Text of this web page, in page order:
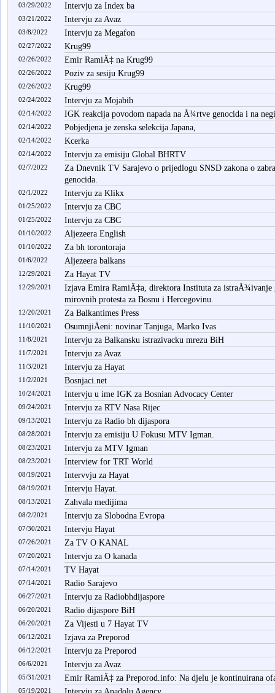
03/29/2022 Intervju za Index ba
03/21/2022 Intervju za Avaz
03/8/2022 Intervju za Megafon
02/27/2022 Krug99
02/26/2022 Emir RamiÄ‡ na Krug99
02/26/2022 Poziv za sesiju Krug99
02/26/2022 Krug99
02/24/2022 Intervju za Mojabih
02/14/2022 IGK reakcija povodom napada na Å¾rtve genocida i na
02/14/2022 Pobjedjena je zenska selekcija Japana,
02/14/2022 Kcerka
02/14/2022 Intervju za emisiju Global BHRTV
02/7/2022
Za Dnevnik TV Sarajevo o prijedlogu SNSD zakona o
genocida.
02/1/2022 Intervju za Klikx
01/25/2022 Intervju za CBC
01/25/2022 Intervju za CBC
01/10/2022 Aljezeera English
01/10/2022 Za bh torontoraja
01/6/2022 Aljezeera balkans
12/29/2021 Za Hayat TV
12/29/2021
Izjava Emira RamiÄ‡a, direktora Instituta za istraÅ¾ivanje
mirovnih protesta za Bosnu i Hercegovinu.
12/20/2021 Za Balkantimes Press
11/10/2021 OsumnjiÄeni: novinar Tanjuga, Marko Ivas
11/8/2021 Intervju za Balkansku istrazivacku mrezu BiH
11/7/2021 Intervju za Avaz
11/3/2021 Intervju za Hayat
11/2/2021 Bosnjaci.net
10/24/2021 Intervju u ime IGK za Bosnian Advocacy Center
09/24/2021 Intervju za RTV Nasa Rijec
09/13/2021 Intervju za Radio bh dijaspora
08/28/2021 Intervju za emisiju U Fokusu MTV Igman.
08/23/2021 Intervju za MTV Igman
08/23/2021 Interview for TRT World
08/19/2021 Intervvju za Hayat
08/19/2021 Intervju Hayat.
08/13/2021 Zahvala medijima
08/2/2021 Intervju za Slobodna Evropa
07/30/2021 Intervju Hayat
07/26/2021 Za TV O KANAL
07/20/2021 Intervju za O kanada
07/14/2021 TV Hayat
07/14/2021 Radio Sarajevo
06/27/2021 Intervju za Radiobhdijaspore
06/20/2021 Radio dijaspore BiH
06/20/2021 Za Vijesti u 7 Hayat TV
06/12/2021 Izjava za Preporod
06/12/2021 Intervju za Preporod
06/6/2021 Intervju za Avaz
05/31/2021 Emir RamiÄ‡ za Preporod.info: Na djelu je kontinuirana
05/19/2021